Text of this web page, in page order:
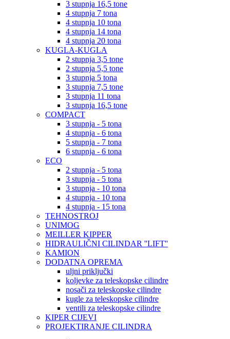
3 stupnja 16,5 tone
4 stupnja 7 tona
4 stupnja 10 tona
4 stupnja 14 tona
4 stupnja 20 tona
KUGLA-KUGLA
2 stupnja 3,5 tone
2 stupnja 5,5 tone
3 stupnja 5 tona
3 stupnja 7,5 tone
3 stupnja 11 tona
3 stupnja 16,5 tone
COMPACT
3 stupnja - 5 tona
4 stupnja - 6 tona
5 stupnja - 7 tona
6 stupnja - 6 tona
ECO
2 stupnja - 5 tona
3 stupnja - 5 tona
3 stupnja - 10 tona
4 stupnja - 10 tona
4 stupnja - 15 tona
TEHNOSTROJ
UNIMOG
MEILLER KIPPER
HIDRAULIČNI CILINDAR ''LIFT''
KAMION
DODATNA OPREMA
uljni priključki
koljevke za teleskopske cilindre
nosači za teleskopske cilindre
kugle za teleskopske cilindre
ventili za teleskopske cilindre
KIPER CIJEVI
PROJEKTIRANJE CILINDRA